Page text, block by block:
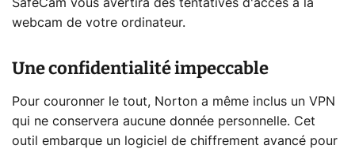
SafeCam vous avertira des tentatives d'accès à la
webcam de votre ordinateur.
Une confidentialité impeccable
Pour couronner le tout, Norton a même inclus un VPN
qui ne conservera aucune donnée personnelle. Cet
outil embarque un logiciel de chiffrement avancé pour